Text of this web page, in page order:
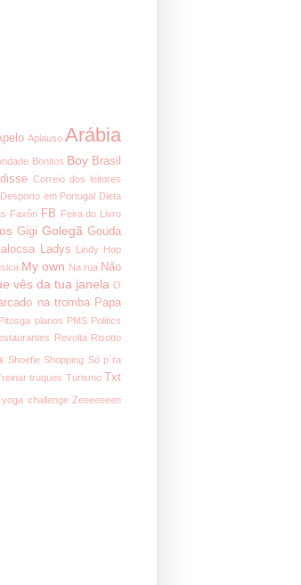
Aplauso Arábia
Bonitos Boy Brasil
Correio dos leitores
Desporto em Portugal Dieta
Faxôn FB Feira do Livro
Gigi Golegã Gouda
Ladys Lindy Hop
My own Na rua Não
vês da tua janela O
na tromba Papa
Pitosga planos PMS Politics
Revolta Risotto
Shoefie Shopping Só p´ra
truques Turismo Txt
yoga challenge Zeeeeeeen